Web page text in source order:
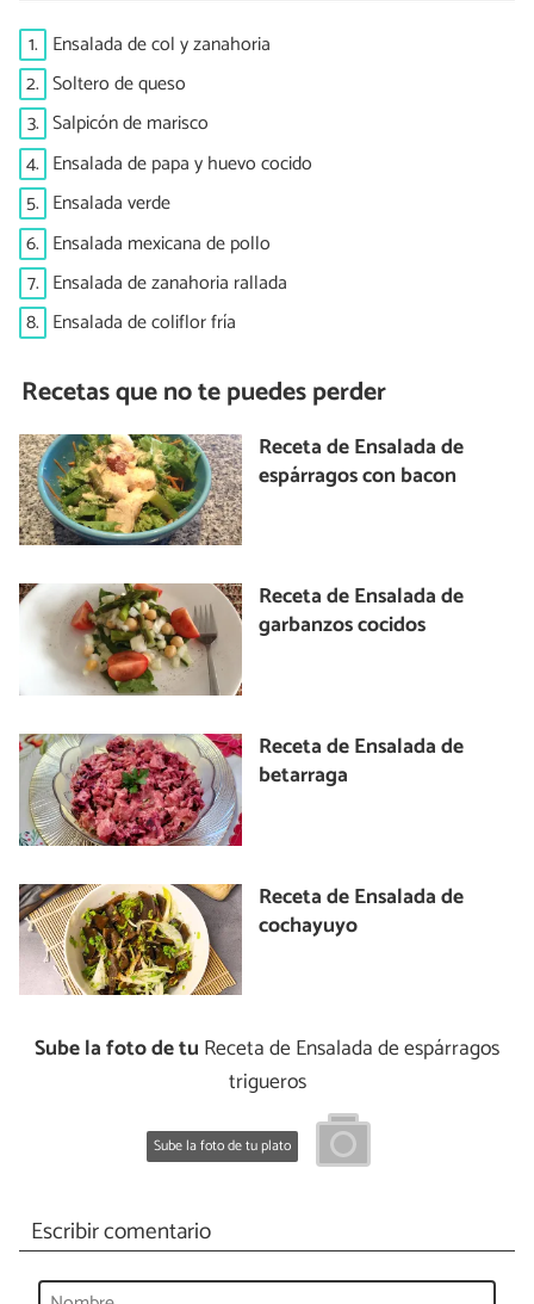
1. Ensalada de col y zanahoria
2. Soltero de queso
3. Salpicón de marisco
4. Ensalada de papa y huevo cocido
5. Ensalada verde
6. Ensalada mexicana de pollo
7. Ensalada de zanahoria rallada
8. Ensalada de coliflor fría
Recetas que no te puedes perder
Receta de Ensalada de
espárragos con bacon
Receta de Ensalada de
garbanzos cocidos
Receta de Ensalada de
betarraga
Receta de Ensalada de
cochayuyo
Sube la foto de tu Receta de Ensalada de espárragos
trigueros
Sube la foto de tu plato
Escribir comentario